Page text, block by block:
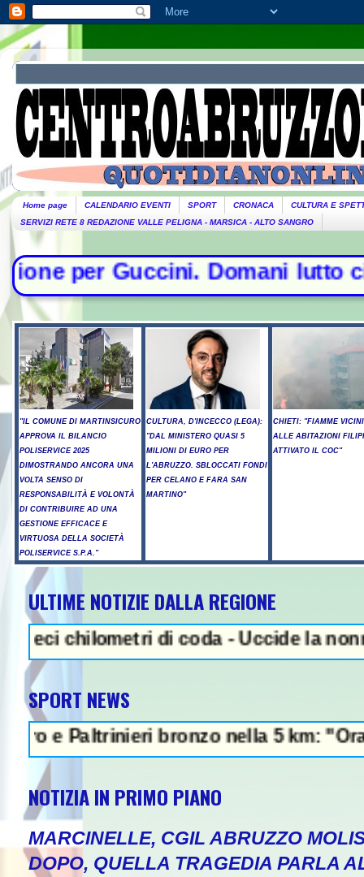
Home page CALENDARIO EVENTI SPORT CRONACA
CULTURA E
SERVIZI RETE 8 REDAZIONE VALLE PELIGNA - MARSICA - ALTO SANGRO
Domani lutto
"IL COMUNE DI MARTINSICURO
APPROVA IL BILANCIO
POLISERVICE 2025
DIMOSTRANDO ANCORA UNA
VOLTA SENSO DI
RESPONSABILITÀ E VOLONTÀ
DI CONTRIBUIRE AD UNA
GESTIONE EFFICACE E
VIRTUOSA DELLA SOCIETÀ
POLISERVICE S.P.A."
CULTURA, D'INCECCO (LEGA):
"DAL MINISTERO QUASI 5
MILIONI DI EURO PER
L'ABRUZZO. SBLOCCATI FONDI
PER CELANO E FARA SAN
MARTINO"
CHIETI: "FIAMME
ALLE ABITAZIONI
ATTIVATO IL COC"
ULTIME NOTIZIE DALLA REGIONE
di coda - Uccide la nonna a
SPORT NEWS
bronzo nella 5 km: "Ora ci
NOTIZIA IN PRIMO PIANO
MARCINELLE, CGIL ABRUZZO
DOPO, QUELLA TRAGEDIA PARLA
NEWS IN EVIDENZA -